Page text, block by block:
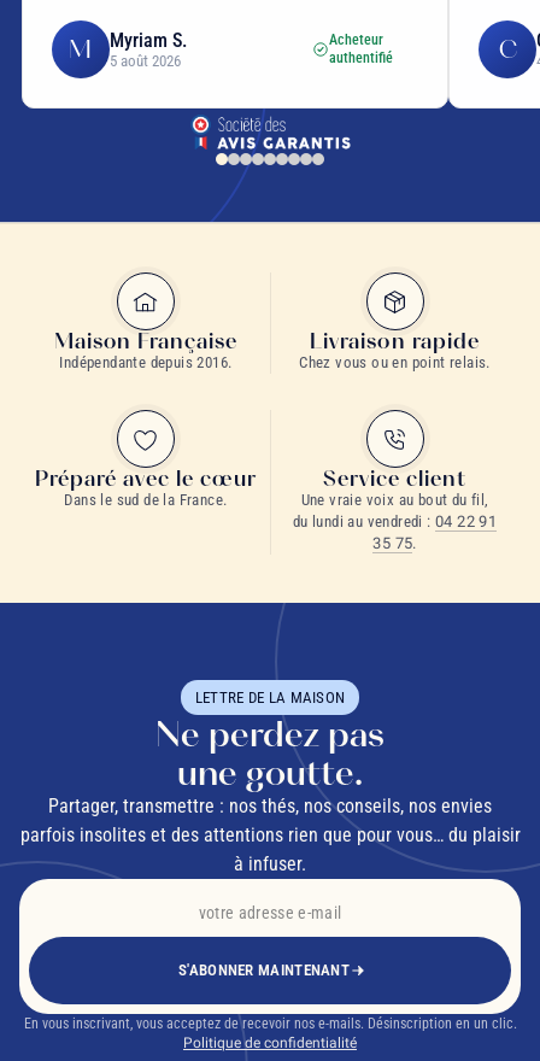
M Myriam S.
5 août 2026
Acheteur
authentifié
C
Maison Française
Indépendante depuis 2016.
Livraison rapide
Chez vous ou en point relais.
Préparé avec le cœur
Dans le sud de la France.
Service client
Une vraie voix au bout du fil,
du lundi au vendredi :04 22 91
35 75.
LETTRE DE LA MAISON
Ne perdez pas
une goutte.
Partager, transmettre : nos thés, nos conseils, nos envies
parfois insolites et des attentions rien que pour vous… du plaisir
à infuser.
S'ABONNER MAINTENANT
En vous inscrivant, vous acceptez de recevoir nos e-mails. Désinscription en un clic.
Politique de confidentialité